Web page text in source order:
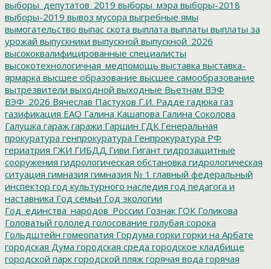
выборы_депутатов_2019 выборы_мэра выборы-2018
выборы-2019 вывоз мусора выгребные ямы
вымогательство выпас скота выплата выплаты выплаты за
урожай выпускники выпускной выпускной_2026
высококвалифицированные специалисты
высокотехнологичная_медпомощь выставка выставка-
ярмарка высшее образование высшее самообразование
вытрезвители выходной выходные Вьетнам ВЭФ
ВЭФ_2026 Вячеслав Пастухов Г.И. Радде гадюка газ
газификация ЕАО Галина Кашапова Галина Соколова
Галушка гараж гаражи Гаршин ГДК Генеральная
прокуратура генпрокуратура Генпрокуратура РФ
гериатрия ГЖИ ГИБДД Гиви Гигант гидрозащитные
сооружения гидрологическая обстановка гидрологическая
ситуация гимназия гимназия № 1 главный федеральный
инспектор год культурного наследия год педагога и
наставника Год семьи Год экологии
Год_единства_народов_России Гознак ГОК Голикова
Головатый гололед голосование голубая сорока
Гольдштейн гомеопатия Гордума горки горки на Арбате
городская Дума городская среда городское кладбище
городской парк городской пляж горячая вода горячая